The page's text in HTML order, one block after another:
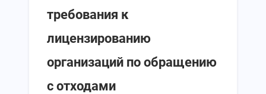
требования к
лицензированию
организаций по обращению
с отходами